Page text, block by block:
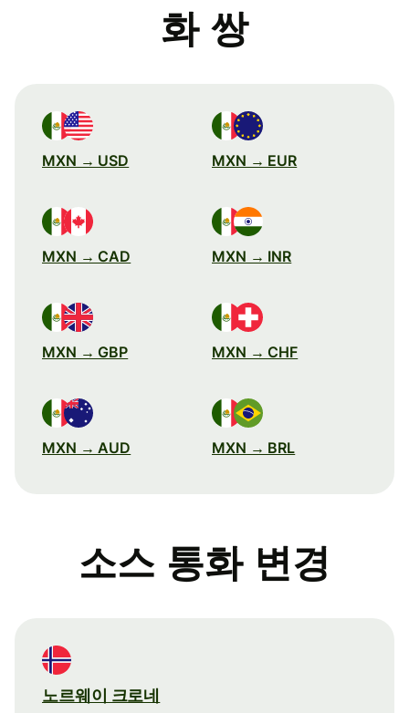
화 쌍
MXN → USD MXN → EUR
MXN → CAD MXN → INR
MXN → GBP MXN → CHF
MXN → AUD MXN → BRL
소스 통화 변경
노르웨이 크로네